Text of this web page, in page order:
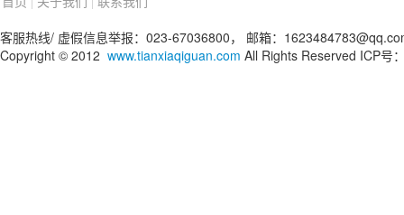
客服热线/ 虚假信息举报：023-67036800， 邮箱：
Copyright © 2012 www.tianxiaqiguan.com All Rights Reserved ICP号